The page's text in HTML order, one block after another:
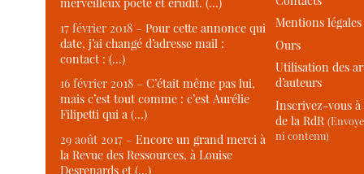
merveilleux poète et érudit. (…)
17 février 2018 –Pour cette annonce qui
date, j’ai changé d’adresse mail :
contact : (…)
16 février 2018 –C’était même pas lui,
mais c’est tout comme : c’est Aurélie
Filipetti qui a (…)
29 août 2017 –Encore un grand merci à
la Revue des Ressources, à Louise
Desrenards et (…)
Mentions légales
Ours
Utilisation des
d’auteurs
Inscrivez-vous
de la RdR
ni contenu)